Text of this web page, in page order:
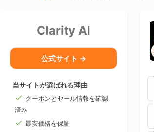
Clarity AI
公式サイト →
当サイトが選ばれる理由
クーポンとセール情報を確認
済み
最安価格を保証